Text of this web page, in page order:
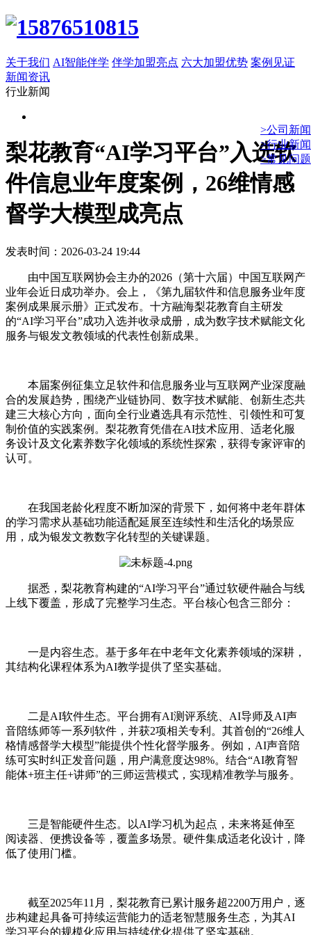
关于我们 AI智能伴学 伴学加盟亮点 六大加盟优势 案例见证
新闻资讯
行业新闻
>公司新闻
>行业新闻
>常见问题
梨花教育“AI学习平台”入选软
件信息业年度案例，26维情感
督学大模型成亮点
发表时间：2026-03-24 19:44
由中国互联网协会主办的2026（第十六届）中国互联网产
业年会近日成功举办。会上，《第九届软件和信息服务业年度
案例成果展示册》正式发布。十方融海梨花教育自主研发
的“AI学习平台”成功入选并收录成册，成为数字技术赋能文化
服务与银发文教领域的代表性创新成果。
本届案例征集立足软件和信息服务业与互联网产业深度融
合的发展趋势，围绕产业链协同、数字技术赋能、创新生态共
建三大核心方向，面向全行业遴选具有示范性、引领性和可复
制价值的实践案例。梨花教育凭借在AI技术应用、适老化服
务设计及文化素养数字化领域的系统性探索，获得专家评审的
认可。
在我国老龄化程度不断加深的背景下，如何将中老年群体
的学习需求从基础功能适配延展至连续性和生活化的场景应
用，成为银发文教数字化转型的关键课题。
据悉，梨花教育构建的“AI学习平台”通过软硬件融合与线
上线下覆盖，形成了完整学习生态。平台核心包含三部分：
一是内容生态。基于多年在中老年文化素养领域的深耕，
其结构化课程体系为AI教学提供了坚实基础。
二是AI软件生态。平台拥有AI测评系统、AI导师及AI声
音陪练师等一系列软件，并获2项相关专利。其首创的“26维人
格情感督学大模型”能提供个性化督学服务。例如，AI声音陪
练可实时纠正发音问题，用户满意度达98%。结合“AI教育智
能体+班主任+讲师”的三师运营模式，实现精准教学与服务。
三是智能硬件生态。以AI学习机为起点，未来将延伸至
阅读器、便携设备等，覆盖多场景。硬件集成适老化设计，降
低了使用门槛。
截至2025年11月，梨花教育已累计服务超2200万用户，逐
步构建起具备可持续运营能力的适老智慧服务生态，为其AI
学习平台的规模化应用与持续优化提供了坚实基础。